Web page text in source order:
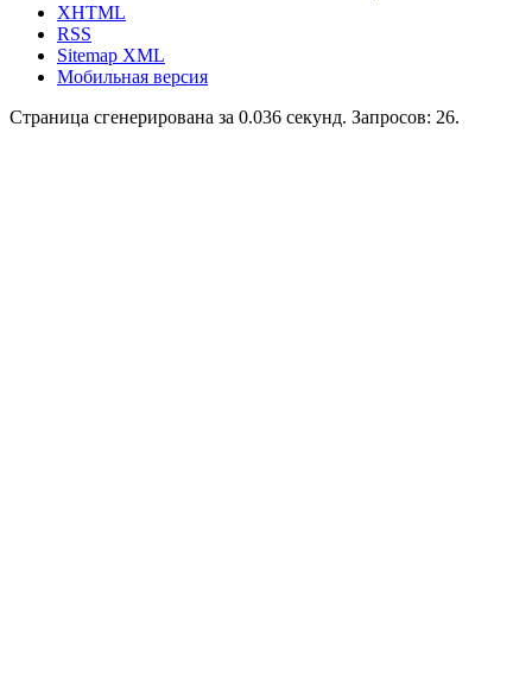
XHTML
RSS
Sitemap XML
Мобильная версия
Страница сгенерирована за 0.036 секунд. Запросов: 26.